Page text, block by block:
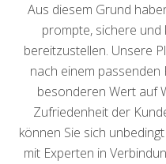
Aus diesem Grund
prompte, sichere
bereitzustellen. Unsere
nach einem
besonderen Wert auf
Zufriedenheit der
können Sie sich
mit Experten in